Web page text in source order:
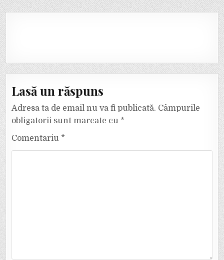
Lasă un răspuns
Adresa ta de email nu va fi publicată. Câmpurile
obligatorii sunt marcate cu *
Comentariu *